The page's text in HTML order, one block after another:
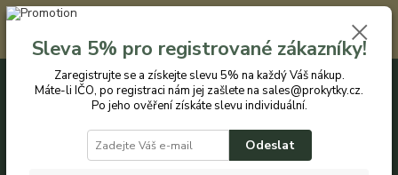
Registrovaným zákazníkům nabízíme slevu 5% na každý nákup. Máte-li
IČO, po registraci nám jej zašlete na sales@prokytky.cz. Po jeho ověření
získáte slevu individuální. Přejít na registraci →
CZK
+420 774 544 973 0ks
Sleva 5% pro registrované zákazníky!
Zaregistrujte se a získejte slevu 5% na každý Váš nákup.
Máte-li IČO, po registraci nám jej zašlete na sales@prokytky.cz.
Po jeho ověření získáte slevu individuální.
Odeslat